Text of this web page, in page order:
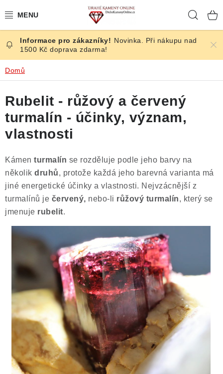
na
ČESKÉ KAMENY
ŠPERKY
KAMENY ZE SVĚTA
BROUŠENÉ
ÚČINKY
KRYSTALY
VIDEOGALERIE
KONTAKT
MISTROVSKÉ KRYSTALY
Novinka. Při nákupu nad
1500 Kč doprava zdarma!
Domů
Rubelit - růžový a červený
turmalín - účinky, význam,
vlastnosti
Kámen turmalín se rozděluje podle jeho barvy na
několik druhů, protože každá jeho barevná varianta má
jiné energetické účinky a vlastnosti. Nejvzácnější z
turmalínů je červený, nebo-li růžový turmalín, který se
jmenuje rubelit.